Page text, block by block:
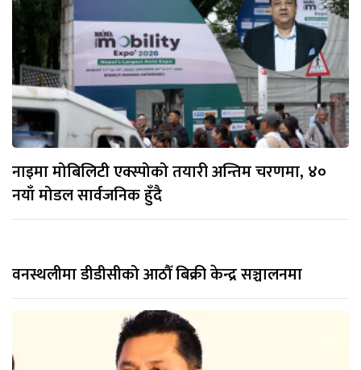
नाइमा मोबिलिटी एक्स्पोको तयारी अन्तिम चरणमा, ४०
नयाँ मोडल सार्वजनिक हुँदै
वनस्थलीमा डीडीसीको आठौँ बिक्री केन्द्र सञ्चालनमा